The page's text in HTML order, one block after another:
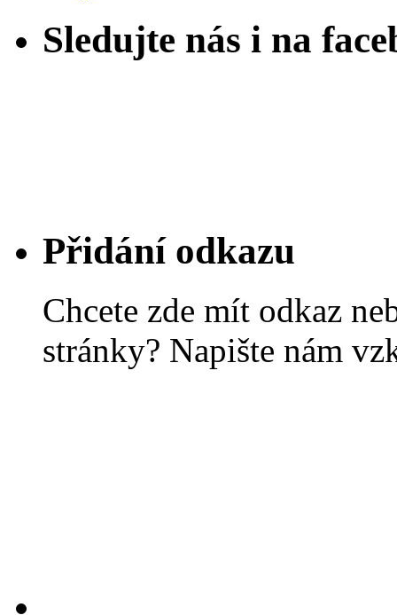
Sledujte nás i na
Přidání odkazu
Chcete zde mít odkaz
stránky? Napište nám